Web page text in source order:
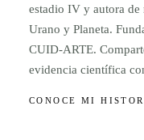
estadio IV y autora
Urano y Planeta.
CUID-ARTE.
evidencia científica
CONOCE MI